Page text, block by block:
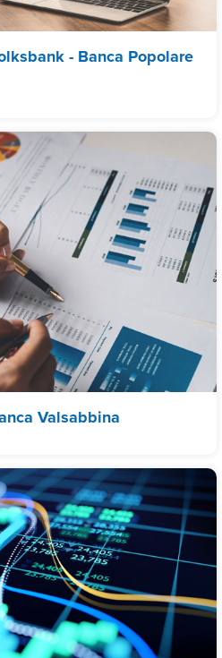
- Banca Popolare
Valsabbina